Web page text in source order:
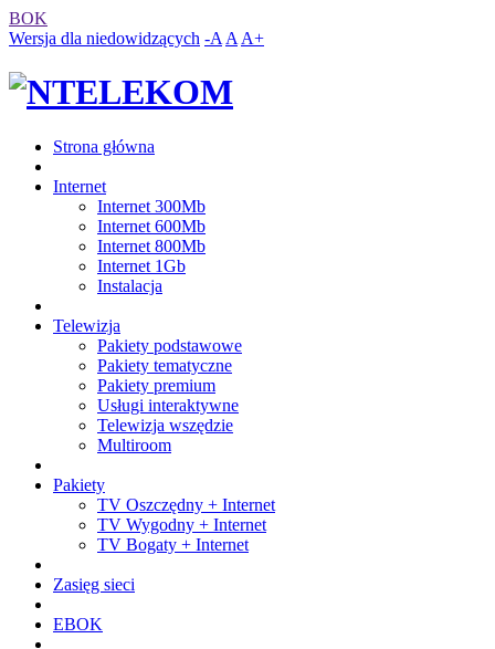
BOK
Wersja dla niedowidzących -A A A+
Strona główna
Internet
Internet 300Mb
Internet 600Mb
Internet 800Mb
Internet 1Gb
Instalacja
Telewizja
Pakiety podstawowe
Pakiety tematyczne
Pakiety premium
Usługi interaktywne
Telewizja wszędzie
Multiroom
Pakiety
TV Oszczędny + Internet
TV Wygodny + Internet
TV Bogaty + Internet
Zasięg sieci
EBOK